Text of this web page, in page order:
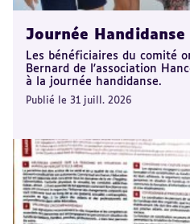
Journée Handidanse
Les bénéficiaires du comité
Bernard de l'association
à la journée handidanse.
Publié le 31 juill. 2026